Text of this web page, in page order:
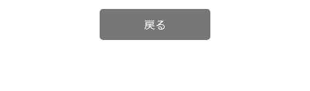
戻る